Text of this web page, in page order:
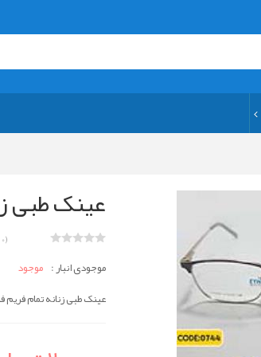
عینک طبی
(0 نظر)
موجودی انبار : موجود
عینک طبی زنانه تمام فریم